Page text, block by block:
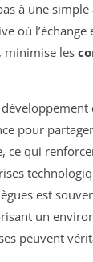
à une
où
minimise les
pour
ce qui
est
un
peuvent